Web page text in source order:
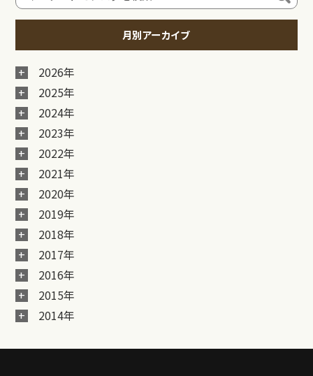
月別アーカイブ
2026年
2025年
2024年
2023年
2022年
2021年
2020年
2019年
2018年
2017年
2016年
2015年
2014年